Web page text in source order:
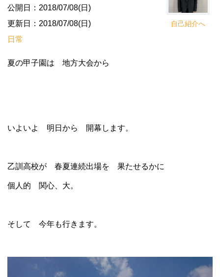
自己紹介へ
公開日：2018/07/08(日)
更新日：2018/07/08(日)
日常
夏の甲子園は 地方大会から
いよいよ 明日から 開幕します。
乙訓高校が 春夏連続出場を 果たせるかに
個人的 関心、大。
そして 今年も行きます。